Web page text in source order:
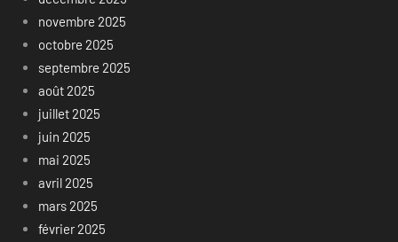
novembre 2025
octobre 2025
septembre 2025
août 2025
juillet 2025
juin 2025
mai 2025
avril 2025
mars 2025
février 2025